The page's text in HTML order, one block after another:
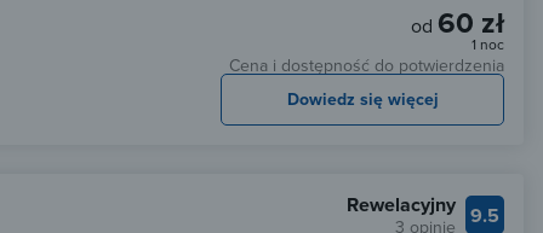
od 60 zł
1 noc
Cena i dostępność do potwierdzenia
Dowiedz się więcej
9.5
Rewelacyjny
3 opinie